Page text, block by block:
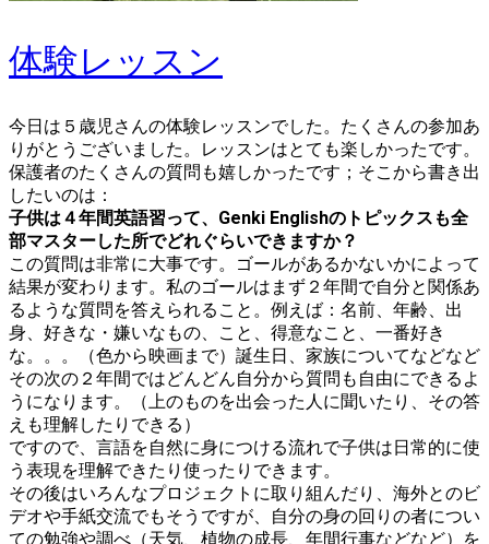
体験レッスン
今日は５歳児さんの体験レッスンでした。たくさんの参加あ
りがとうございました。レッスンはとても楽しかったです。
保護者のたくさんの質問も嬉しかったです；そこから書き出
したいのは：
子供は４年間英語習って、Genki Englishのトピックスも全
部マスターした所でどれぐらいできますか？
この質問は非常に大事です。ゴールがあるかないかによって
結果が変わります。私のゴールはまず２年間で自分と関係あ
るような質問を答えられること。例えば：名前、年齢、出
身、好きな・嫌いなもの、こと、得意なこと、一番好き
な。。。（色から映画まで）誕生日、家族についてなどなど
その次の２年間ではどんどん自分から質問も自由にできるよ
うになります。（上のものを出会った人に聞いたり、その答
えも理解したりできる）
ですので、言語を自然に身につける流れで子供は日常的に使
う表現を理解できたり使ったりできます。
その後はいろんなプロジェクトに取り組んだり、海外とのビ
デオや手紙交流でもそうですが、自分の身の回りの者につい
ての勉強や調べ（天気、植物の成長、年間行事などなど）を